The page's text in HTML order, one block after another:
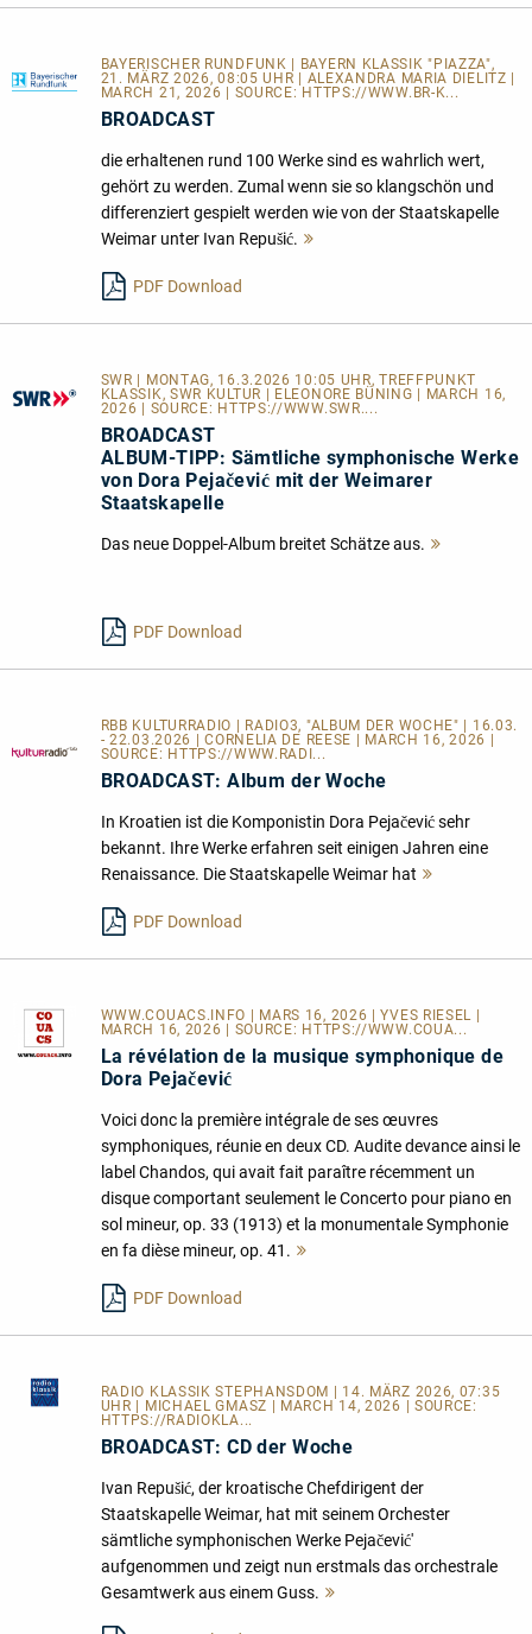
BAYERISCHER RUNDFUNK | BAYERN KLASSIK "PIAZZA",
21. MÄRZ 2026, 08:05 UHR | ALEXANDRA MARIA DIELITZ |
MARCH 21, 2026 | SOURCE: HTTPS://WWW.BR-K...
BROADCAST
die erhaltenen rund 100 Werke sind es wahrlich wert,
gehört zu werden. Zumal wenn sie so klangschön und
differenziert gespielt werden wie von der Staatskapelle
Weimar unter Ivan Repušić.
PDF Download
SWR | MONTAG, 16.3.2026 10:05 UHR, TREFFPUNKT
KLASSIK, SWR KULTUR | ELEONORE BÜNING | MARCH 16,
2026 | SOURCE: HTTPS://WWW.SWR....
BROADCAST
ALBUM-TIPP: Sämtliche symphonische Werke
von Dora Pejačević mit der Weimarer
Staatskapelle
Das neue Doppel-Album breitet Schätze aus.
PDF Download
RBB KULTURRADIO | RADIO3, "ALBUM DER WOCHE" | 16.03.
- 22.03.2026 | CORNELIA DE REESE | MARCH 16, 2026 |
SOURCE: HTTPS://WWW.RADI...
BROADCAST: Album der Woche
In Kroatien ist die Komponistin Dora Pejačević sehr
bekannt. Ihre Werke erfahren seit einigen Jahren eine
Renaissance. Die Staatskapelle Weimar hat
PDF Download
WWW.COUACS.INFO
| MARS 16, 2026 | YVES RIESEL |
MARCH 16, 2026 | SOURCE: HTTPS://WWW.COUA...
La révélation de la musique symphonique de
Dora Pejačević
Voici donc la première intégrale de ses œuvres
symphoniques, réunie en deux CD. Audite devance ainsi le
label Chandos, qui avait fait paraître récemment un
disque comportant seulement le Concerto pour piano en
sol mineur, op. 33 (1913) et la monumentale Symphonie
en fa dièse mineur, op. 41.
PDF Download
RADIO KLASSIK STEPHANSDOM
| 14. MÄRZ 2026, 07:35
UHR | MICHAEL GMASZ | MARCH 14, 2026 | SOURCE:
HTTPS://RADIOKLA...
BROADCAST: CD der Woche
Ivan Repušić, der kroatische Chefdirigent der
Staatskapelle Weimar, hat mit seinem Orchester
sämtliche symphonischen Werke Pejačević'
aufgenommen und zeigt nun erstmals das orchestrale
Gesamtwerk aus einem Guss.